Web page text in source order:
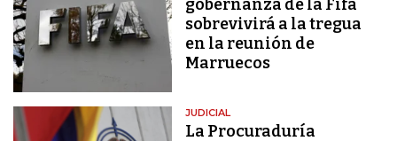
gobernanza de la Fifa
sobrevivirá a la tregua
en la reunión de
Marruecos
JUDICIAL
La Procuraduría